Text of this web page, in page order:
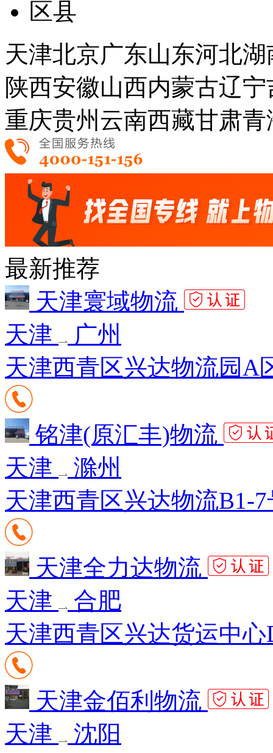
区县
天津北京广东山东河北湖
陕西安徽山西内蒙古辽宁
重庆贵州 云南西藏甘肃青
最新推荐
天津寰域物流
天津
广州
天津西青区兴达物流园A
铭津(原汇丰)物流
天津
滁州
天津西青区兴达物流B1-
天津全力达物流
天津
合肥
天津西青区兴达货运中心
天津金佰利物流
天津
沈阳